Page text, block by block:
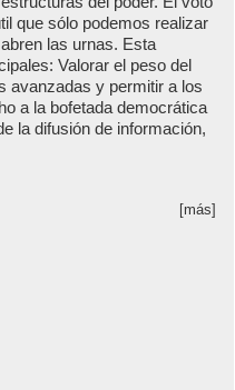
que sólo podemos realizar
las urnas. Esta
Valorar el peso del
avanzadas y permitir a los
a la bofetada democrática
la difusión de información,
[más]